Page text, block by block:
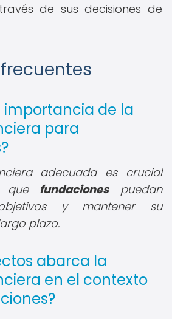
de sus decisiones de
importancia de la
para
adecuada es crucial
que fundacionespuedan
y mantener su
plazo.
abarca la
en el contexto